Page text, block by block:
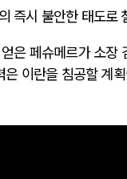
즉시 불안한 태도로
은 페슈메르가 소장
은 이란을 침공할 계